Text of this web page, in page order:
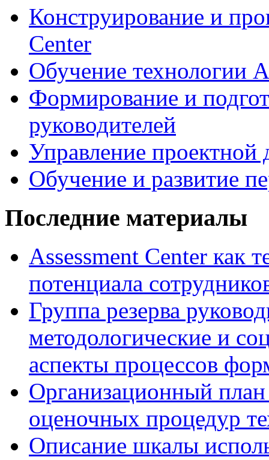
Конструирование и
Center
Обучение технологии
Формирование и
руководителей
Управление проектной
Обучение и развитие
Последние материалы
Assessment Center как
потенциала
Группа резерва
методологические и
аспекты процессов
Организационный
оценочных процедур
Описание шкалы